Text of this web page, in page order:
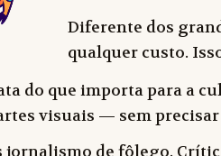
Diferente dos
qualquer custo.
do que importa para a
visuais — sem
jornalismo de fôlego.